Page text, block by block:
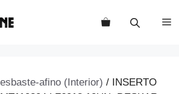
afino (Interior) / INSERTO